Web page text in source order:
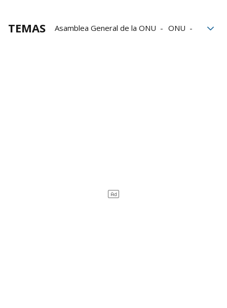
TEMAS Asamblea General de la ONU
ONU